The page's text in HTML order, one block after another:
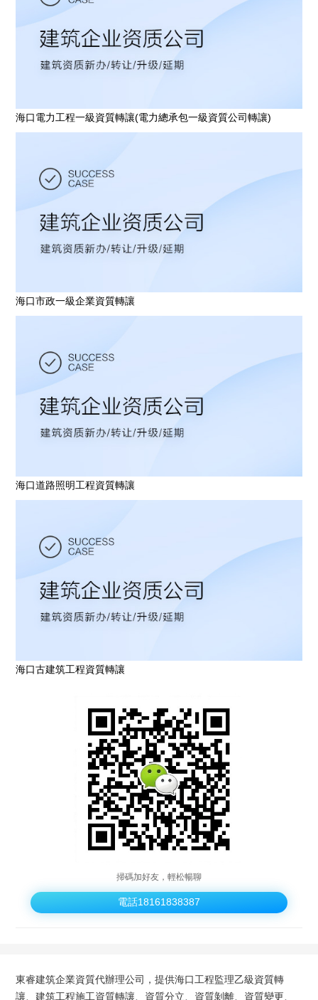
海口電力工程一級資質轉讓(電力總承包一級資質公司轉讓)
海口市政一級企業資質轉讓
海口道路照明工程資質轉讓
海口古建筑工程資質轉讓
掃碼加好友，輕松暢聊
電話18161838387
東睿建筑企業資質代辦理公司，提供海口工程監理乙級資質轉
讓、建筑工程施工資質轉讓、資質分立、資質剝離、資質變更、